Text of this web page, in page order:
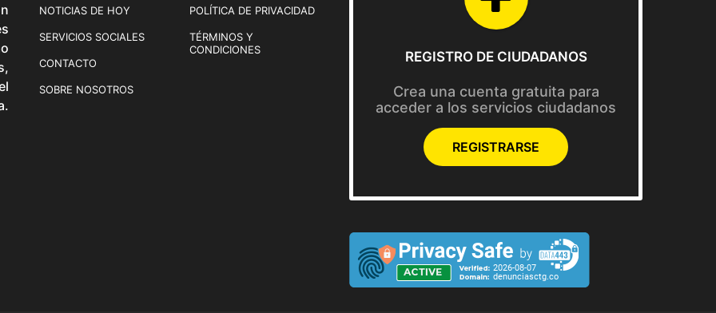
NOTICIAS DE HOY
SERVICIOS SOCIALES
CONTACTO
SOBRE NOSOTROS
POLÍTICA DE PRIVACIDAD
TÉRMINOS Y
CONDICIONES
REGISTRO DE CIUDADANOS
Crea una cuenta gratuita para
acceder a los servicios ciudadanos
REGISTRARSE